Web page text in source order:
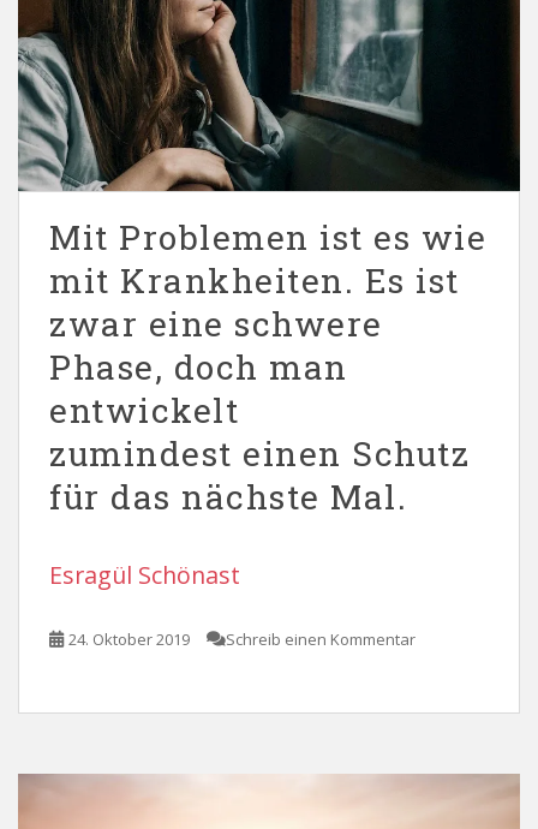
Mit Problemen ist es wie
mit Krankheiten. Es ist
zwar eine schwere
Phase, doch man
entwickelt
zumindest einen Schutz
für das nächste Mal.
Esragül Schönast
24. Oktober 2019 Schreib einen Kommentar